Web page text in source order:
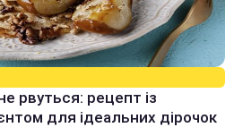
рвуться: рецепт із
для ідеальних дірочок